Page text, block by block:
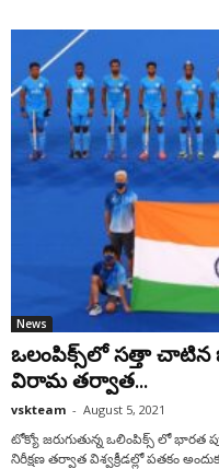
News
ఒలంపిక్స్‌లో స‌త్తా చాటిన
విరామ త‌ర్వాత‌...
vskteam - August 5, 2021
టోక్యో జరుగుతున్న ఒలింపిక్స్ ‌లో భారత
నిరీక్షణ తర్వాత విశ్వక్రీడల్లో పతకం